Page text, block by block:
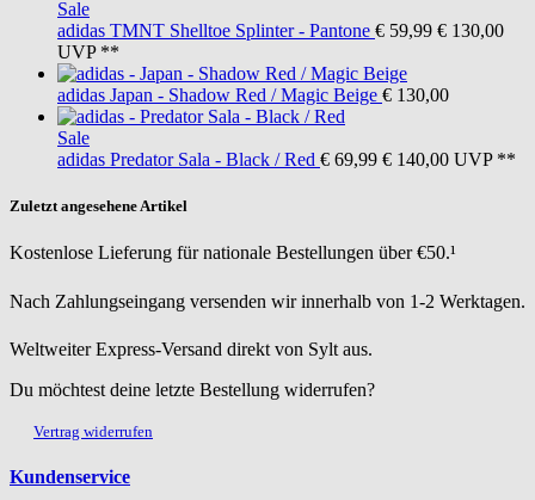
Sale
adidas TMNT Shelltoe Splinter - Pantone € 59,99 € 130,00
UVP **
adidas Japan - Shadow Red / Magic Beige € 130,00
Sale
adidas Predator Sala - Black / Red € 69,99 € 140,00 UVP **
Zuletzt angesehene Artikel
Kostenlose Lieferung für nationale Bestellungen über €50.¹
Nach Zahlungseingang versenden wir innerhalb von 1-2 Werktagen.
Weltweiter Express-Versand direkt von Sylt aus.
Du möchtest deine letzte Bestellung widerrufen?
Vertrag widerrufen
Kundenservice